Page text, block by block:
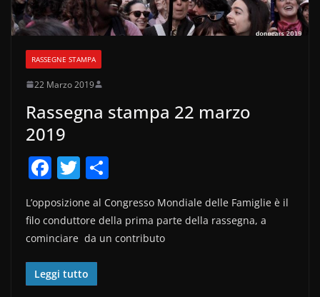
RASSEGNE STAMPA
22 Marzo 2019
Rassegna stampa 22 marzo
2019
F
a
c
e
b
o
T
itt
er
n
di
L’opposizione al Congresso Mondiale delle Famiglie è il
filo conduttore della prima parte della rassegna, a
cominciare da un contributo
Leggi tutto